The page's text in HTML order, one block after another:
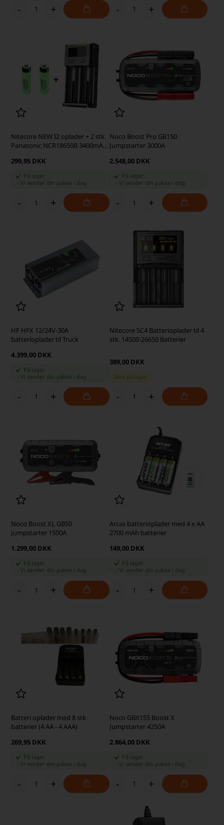
- + - +
Nitecore NEW I2 oplader + 2 stk.
Panasonic NCR18650B 3400mAh
299,95 DKK
På lager
-Vi sender din pakke i dag
- +
Noco Boost Pro GB150
Jumpstarter 3000A
2.548,00 DKK
På lager
Vi sender din pakke i dag
- +
HF HFX 12/24V-30A
batterioplader til Truck
4.399,00 DKK
På lager
-Vi sender din pakke i dag
- +
Nitecore SC4 Batterioplader til 4
stk. 14500-26650 Batterier
389,00 DKK
Ikke på lager
- +
Noco Boost XL GB50
Jumpstarter 1500A
1.299,00 DKK
På lager
-Vi sender din pakke i dag
- +
Arcas batterioplader med 4 x AA
2700 mAh batterier
149,00 DKK
På lager
Vi sender din pakke i dag
- +
Batteri oplader med 8 stk
batterier (4 AA - 4 AAA)
269,95 DKK
På lager
-Vi sender din pakke i dag
- +
Noco GBX155 Boost X
Jumpstarter 4250A
2.864,00 DKK
På lager
Vi sender din pakke i dag
- +